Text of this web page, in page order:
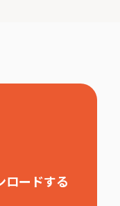
ロードする